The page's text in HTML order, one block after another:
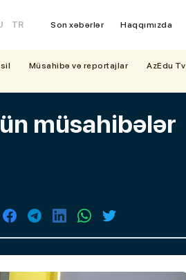
TR Son xəbərlər Haqqımızda
Müsahibə və reportajlar AzEdu Tv
müsahibələr